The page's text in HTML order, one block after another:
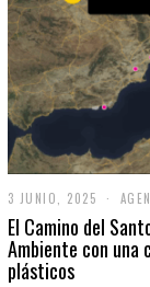
3 JUNIO, 2025
J
U
N
El Camino del
Ambiente con una
plásticos